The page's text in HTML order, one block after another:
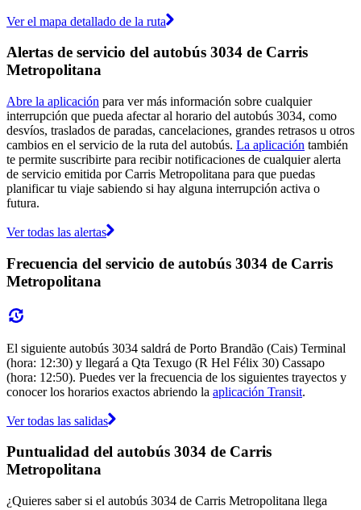
Ver el mapa detallado de la ruta
Alertas de servicio del autobús 3034 de Carris
Metropolitana
Abre la aplicación para ver más información sobre cualquier
interrupción que pueda afectar al horario del autobús 3034, como
desvíos, traslados de paradas, cancelaciones, grandes retrasos u otros
cambios en el servicio de la ruta del autobús. La aplicación también
te permite suscribirte para recibir notificaciones de cualquier alerta
de servicio emitida por Carris Metropolitana para que puedas
planificar tu viaje sabiendo si hay alguna interrupción activa o
futura.
Ver todas las alertas
Frecuencia del servicio de autobús 3034 de Carris
Metropolitana
El siguiente autobús 3034 saldrá de Porto Brandão (Cais) Terminal
(hora: 12:30) y llegará a Qta Texugo (R Hel Félix 30) Cassapo
(hora: 12:50). Puedes ver la frecuencia de los siguientes trayectos y
conocer los horarios exactos abriendo la aplicación Transit.
Ver todas las salidas
Puntualidad del autobús 3034 de Carris
Metropolitana
¿Quieres saber si el autobús 3034 de Carris Metropolitana llega